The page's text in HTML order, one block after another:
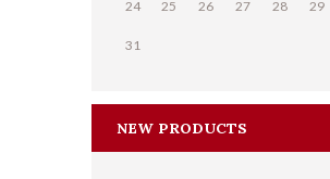
24 25 26 27 28 29
31
NEW PRODUCTS